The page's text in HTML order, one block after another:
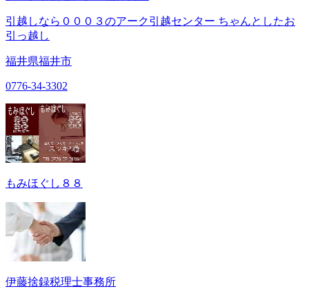
引越しなら０００３のアーク引越センター ちゃんとしたお
引っ越し
福井県福井市
0776-34-3302
もみほぐし８８
伊藤捨録税理士事務所